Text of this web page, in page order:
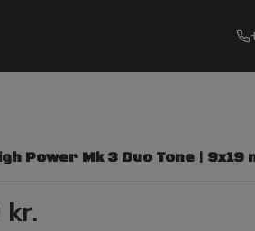
Power Mk 3 Duo Tone | 9x19
kr.